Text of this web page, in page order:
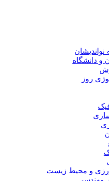
و محیط زیست